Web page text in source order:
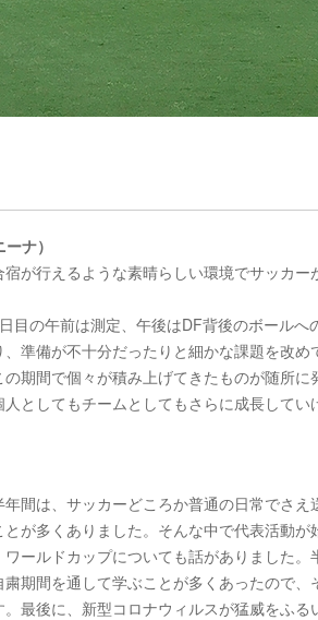
ナ）
が行えるような素晴らしい環境でサッカー
目の午前は測定、午後はDF背後のボール
準備が不十分だったりと細かな課題を改
期間で個々が積み上げてきたものが随所
としてもチームとしてもさらに成長して
間は、サッカーどころか普通の日常でさ
が多くありました。そんな中で代表活動
ールドカップについても話がありました
期間を通して学ぶことが多くあったので
最後に、新型コロナウィルスが猛威をふ